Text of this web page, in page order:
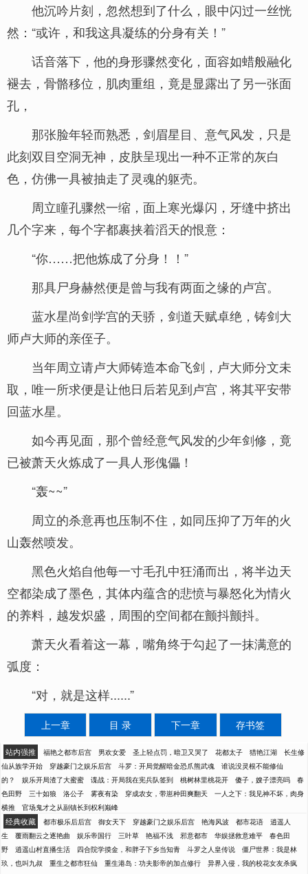
他沉吟片刻，忽然想到了什么，眼中闪过一丝恍
然：“或许，和我这具凝练的分身有关！”
话音落下，他的身形骤然变化，面容如蜡般融化
褪去，骨骼移位，肌肉重组，竟是显露出了另一张面
孔，
那张脸年轻而熟悉，剑眉星目、意气风发，只是
此刻双目空洞无神，皮肤呈现出一种不正常的灰白
色，仿佛一具被抽走了灵魂的躯壳。
周立瞳孔骤然一缩，面上寒光爆闪，牙缝中挤出
几个字来，每个字都裹挟着滔天的恨意：
“你……把他炼成了分身！！”
那具尸身赫然便是曾与我有两面之缘的卢宫。
蓝水星尚剑学宫的天骄，剑道天赋卓绝，铸剑大
师卢大师的亲侄子。
当年周立请卢大师铸造本命飞剑，卢大师分文未
取，唯一所求便是让他日后若见到卢宫，将其平安带
回蓝水星。
如今再见面，那个曾经意气风发的少年剑修，竟
已被萧天火炼成了一具人形傀儡！
“轰~~”
周立的杀意再也压制不住，如同压抑了万年的火
山轰然喷发。
黑色火焰自他每一寸毛孔中狂涌而出，将半边天
空都染成了墨色，其体内蕴含的悲愤与暴怒化为情火
的养料，越发炽盛，周围的空间都在颤抖颤抖。
萧天火看着这一幕，嘴角终于勾起了一抹满意的
弧度：
“对，就是这样......”
上一章 目 录 下一章 存书签
站内强推 福艳之都市后宫 男欢女爱 圣上轻点罚，暗卫又哭了 花都太子 猎艳江湖
长生修
仙从族学开始
穿越豪门之娱乐后宫 斗罗：开局觉醒暗金恐爪熊武魂
谁说没灵根不能修仙
的？
娱乐开局渣了大蜜蜜 谍战：开局我在宪兵队签到 桃树林里桃花开 傻子，嫂子漂亮吗
春
色田野
三十如狼 洛公子 雾夜有染 穿成农女，带崽种田爽翻天
一人之下：我见神不坏，肉身
横推
官场鬼才之从副镇长到权利巅峰
经典收藏 都市极乐后后宫 御女天下 穿越豪门之娱乐后宫 艳海风波 都市花语
逍遥人
生
覆雨翻云之逐艳曲 娱乐帝国行 三叶草 艳福不浅 邪意都市 华娱拯救意难平
春色田
野
逍遥山村直播生活 四合院学摸金，和胖子下乡当知青 斗罗之人皇传说
僵尸世界：我是林
玖，也叫九叔
重生之都市狂仙 重生港岛：功夫影帝的加点修行
异界入侵，我的校花女友杀疯